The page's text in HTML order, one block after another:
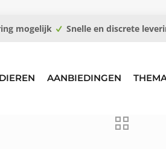
mogelijk Snelle en discrete
DIEREN AANBIEDINGEN